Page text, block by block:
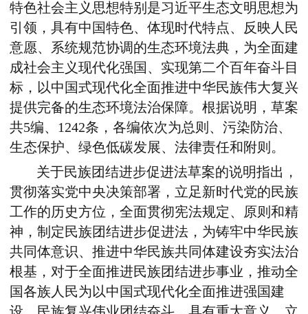
特色社会主义思想特别是习近平生态文明思想为
引领，具有中国特色、体现时代特点、反映人民
意愿、系统规范协调的生态环境法典，为全面建
成社会主义现代化强国、实现第二个百年奋斗目
标，以中国式现代化全面推进中华民族伟大复兴
提供完备的生态环境法治保障。根据说明，草案
共5编、1242条，各编依次为总则、污染防治、
生态保护、绿色低碳发展、法律责任和附则。
关于民族团结进步促进法草案的说明指出，
贯彻落实党中央决策部署，立足新时代党的民族
工作的历史方位，全面贯彻宪法规定、原则和精
神，制定民族团结进步促进法，为铸牢中华民族
共同体意识、推进中华民族共同体建设夯实法治
根基，对于全面推进民族团结进步事业，推动全
国各族人民为以中国式现代化全面推进强国建